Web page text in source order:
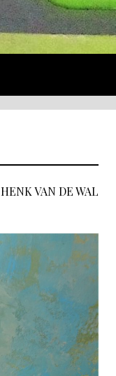
HENK VAN DE WAL